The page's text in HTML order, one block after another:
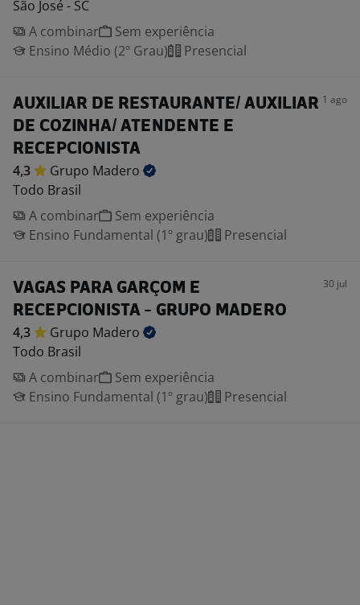
São José - SC
A combinar
Sem experiência
Ensino Médio (2º Grau)
Presencial
AUXILIAR DE RESTAURANTE/ AUXILIAR
DE COZINHA/ ATENDENTE E
RECEPCIONISTA
1 ago
4,3 Grupo Madero
Todo Brasil
A combinar
Sem experiência
Ensino Fundamental (1º grau)
Presencial
VAGAS PARA GARÇOM E
RECEPCIONISTA - GRUPO MADERO
30 jul
4,3 Grupo Madero
Todo Brasil
A combinar
Sem experiência
Ensino Fundamental (1º grau)
Presencial